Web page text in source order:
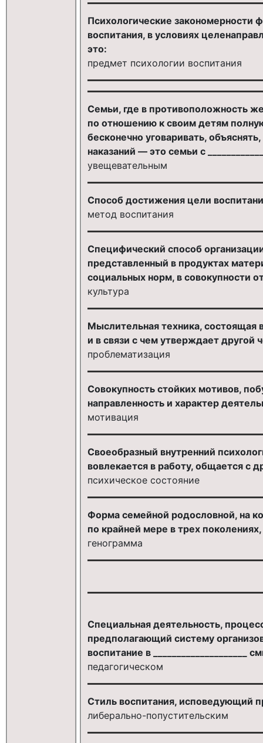
Психологические закономерности
воспитания, в условиях
это:
предмет психологии воспитания
Семьи, где в противоположность
по отношению к своим детям
бесконечно уговаривать,
наказаний — это семьи с
увещевательным
Способ достижения цели
метод воспитания
Специфический способ
представленный в продуктах
социальных норм, в совокупности
культура
Мыслительная техника, состоящая
и в связи с чем утверждает другой
проблематизация
Совокупность стойких мотивов,
направленность и характер
мотивация
Своеобразный внутренний
вовлекается в работу, общается с
психическое состояние
Форма семейной родословной, на
по крайней мере в трех
генограмма
Специальная деятельность,
предполагающий систему
воспитание в ____________________
педагогическом
Стиль воспитания, исповедующий
либерально-попустительским